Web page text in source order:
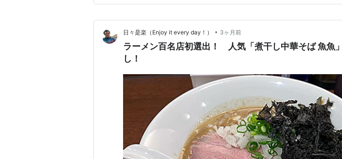
ットで豚骨醤油と和え玉を同時注…
日々是楽（Enjoy it every day！） • 3ヶ月前
ラーメン百名店初選出！ 人気「煮干し中華そば 魚魚
し！